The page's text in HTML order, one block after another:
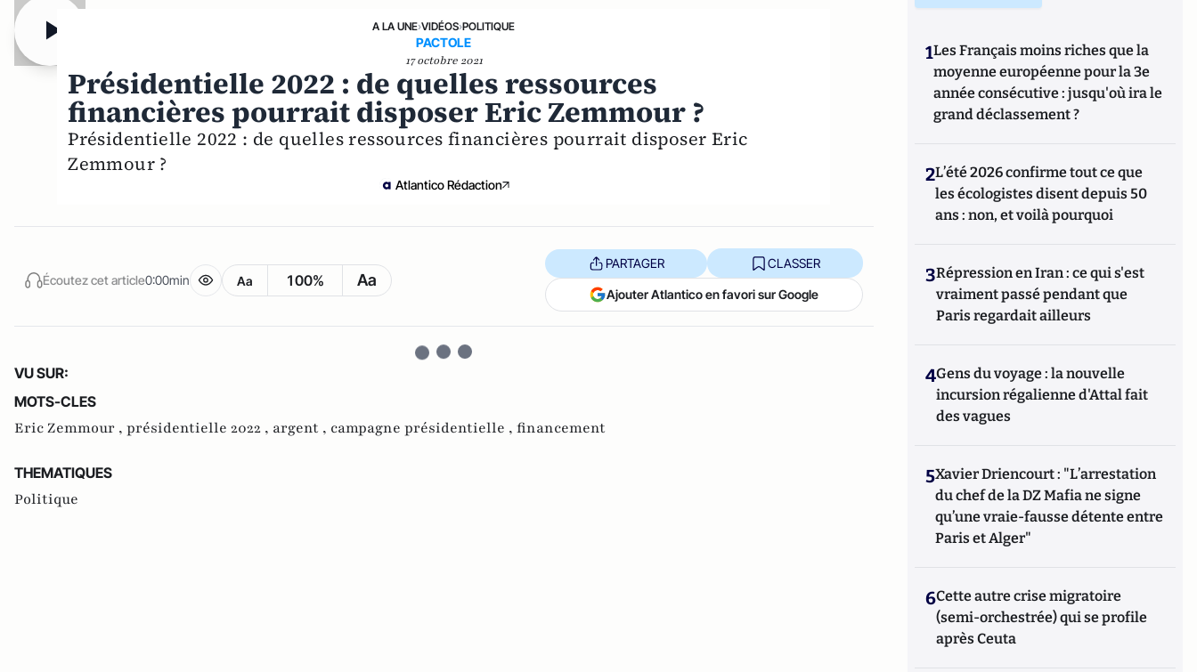
A LA UNE›VIDÉOS›POLITIQUE
PACTOLE
17 octobre 2021
Présidentielle 2022 : de quelles ressources
financières pourrait disposer Eric Zemmour ?
Présidentielle 2022 : de quelles ressources financières pourrait disposer Eric
Zemmour ?
Atlantico Rédaction
Écoutez cet article0:00min Aa 100% Aa
PARTAGER CLASSER
Ajouter Atlantico en favori sur Google
VU SUR:
MOTS-CLES
Eric Zemmour , présidentielle 2022 , argent , campagne présidentielle , financement
THEMATIQUES
Politique
1Les Français moins riches que la
moyenne européenne pour la 3e
année consécutive : jusqu'où ira le
grand déclassement ?
2L’été 2026 confirme tout ce que
les écologistes disent depuis 50
ans : non, et voilà pourquoi
3Répression en Iran : ce qui s'est
vraiment passé pendant que
Paris regardait ailleurs
4Gens du voyage : la nouvelle
incursion régalienne d'Attal fait
des vagues
5Xavier Driencourt : "L’arrestation
du chef de la DZ Mafia ne signe
qu’une vraie-fausse détente entre
Paris et Alger"
6Cette autre crise migratoire
(semi-orchestrée) qui se profile
après Ceuta